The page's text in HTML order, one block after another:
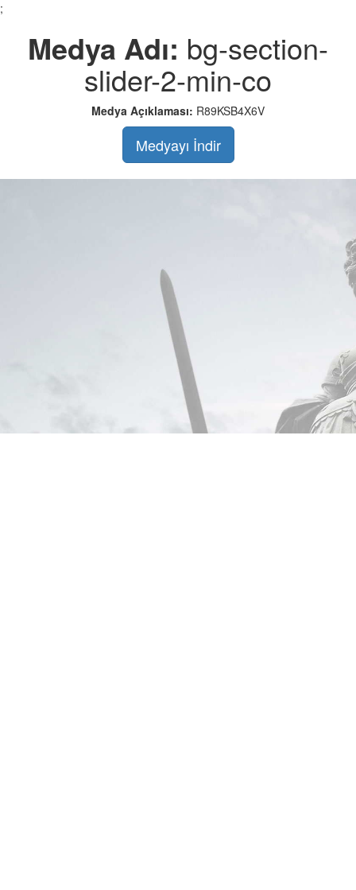
;
Medya Adı: bg-section-
slider-2-min-co
Medya Açıklaması: R89KSB4X6V
Medyayı İndir